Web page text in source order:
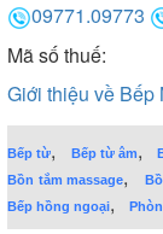
09771.09773
Mã số thuế:
Giới thiệu về
Bếp từ, Bếp từ âm,
Bồn tắm massage,
Bếp hồng ngoại,